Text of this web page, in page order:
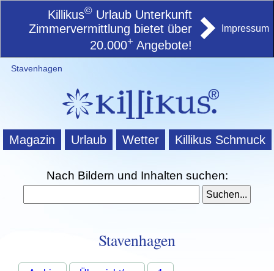
Killikus© Urlaub Unterkunft
Zimmervermittlung bietet über
20.000+ Angebote!
Impressum
Stavenhagen
Magazin Urlaub Wetter Killikus Schmuck
Nach Bildern und Inhalten suchen:
Stavenhagen